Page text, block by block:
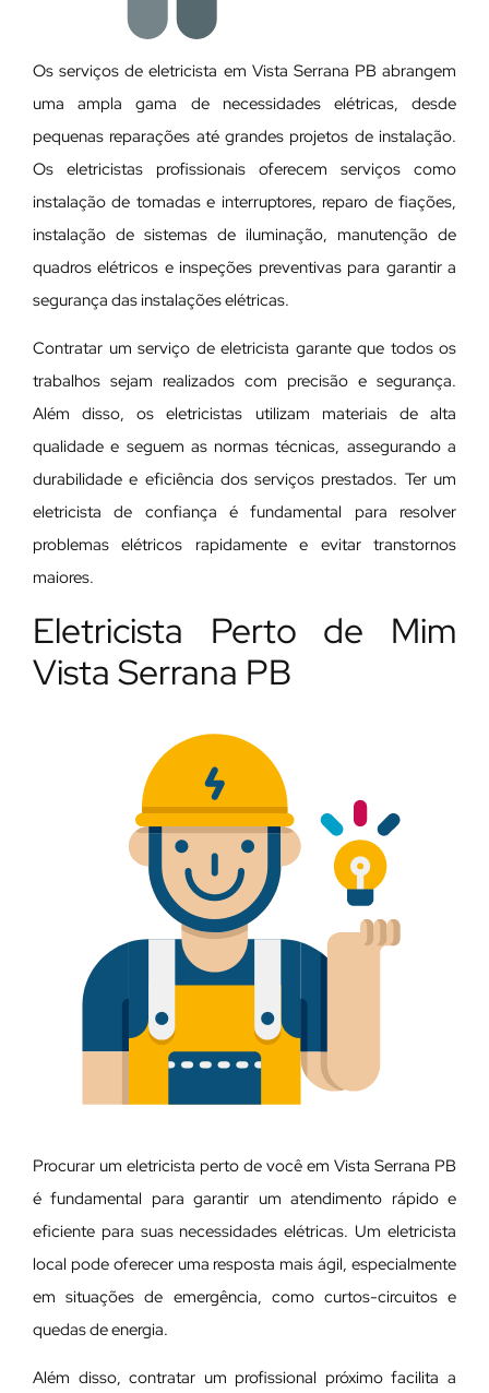
Os serviços de eletricista em Vista Serrana PB abrangem
uma ampla gama de necessidades elétricas, desde
pequenas reparações até grandes projetos de instalação.
Os eletricistas profissionais oferecem serviços como
instalação de tomadas e interruptores, reparo de fiações,
instalação de sistemas de iluminação, manutenção de
quadros elétricos e inspeções preventivas para garantir a
segurança das instalações elétricas.
Contratar um serviço de eletricista garante que todos os
trabalhos sejam realizados com precisão e segurança.
Além disso, os eletricistas utilizam materiais de alta
qualidade e seguem as normas técnicas, assegurando a
durabilidade e eficiência dos serviços prestados. Ter um
eletricista de confiança é fundamental para resolver
problemas elétricos rapidamente e evitar transtornos
maiores.
Eletricista Perto de Mim
Vista Serrana PB
Procurar um eletricista perto de você em Vista Serrana PB
é fundamental para garantir um atendimento rápido e
eficiente para suas necessidades elétricas. Um eletricista
local pode oferecer uma resposta mais ágil, especialmente
em situações de emergência, como curtos-circuitos e
quedas de energia.
Além disso, contratar um profissional próximo facilita a